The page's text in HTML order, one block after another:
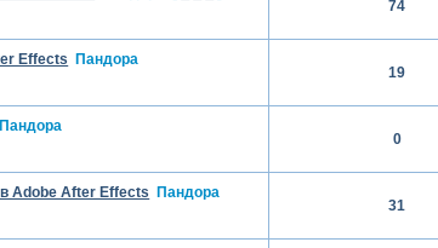
74
Effects Пандора
19
Пандора
0
Adobe After Effects Пандора
31